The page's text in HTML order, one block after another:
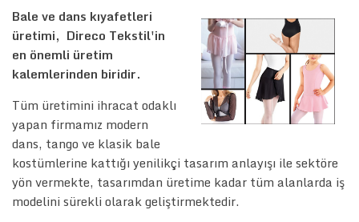
Bale ve dans kıyafetleri
üretimi, Direco Tekstil'in
en önemli üretim
kalemlerinden biridir.
Tüm üretimini ihracat odaklı
yapan firmamız modern
dans, tango ve klasik bale
kostümlerine kattığı yenilikçi tasarım anlayışı ile sektöre
yön vermekte, tasarımdan üretime kadar tüm alanlarda iş
modelini sürekli olarak geliştirmektedir.